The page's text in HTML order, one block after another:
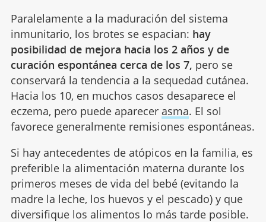
Paralelamente a la maduración del sistema
inmunitario, los brotes se espacian: hay
posibilidad de mejora hacia los 2 años y de
curación espontánea cerca de los 7, pero se
conservará la tendencia a la sequedad cutánea.
Hacia los 10, en muchos casos desaparece el
eczema, pero puede aparecer asma. El sol
favorece generalmente remisiones espontáneas.
Si hay antecedentes de atópicos en la familia, es
preferible la alimentación materna durante los
primeros meses de vida del bebé (evitando la
madre la leche, los huevos y el pescado) y que
diversifique los alimentos lo más tarde posible.